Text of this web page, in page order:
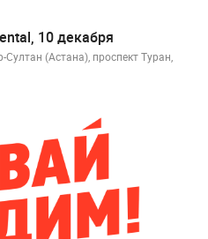
10 декабря
(Астана), проспект Туран,